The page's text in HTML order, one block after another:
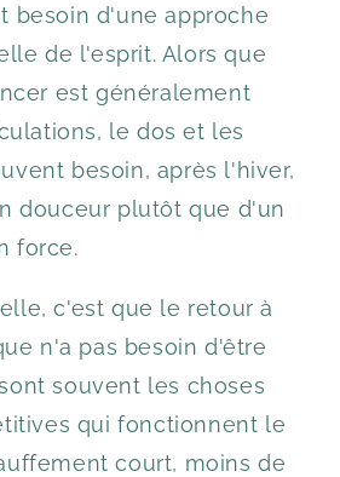
besoin d'une approche
de l'esprit. Alors que
est généralement
le dos et les
besoin, après l'hiver,
douceur plutôt que d'un
force.
c'est que le retour à
n'a pas besoin d'être
souvent les choses
qui fonctionnent le
court, moins de